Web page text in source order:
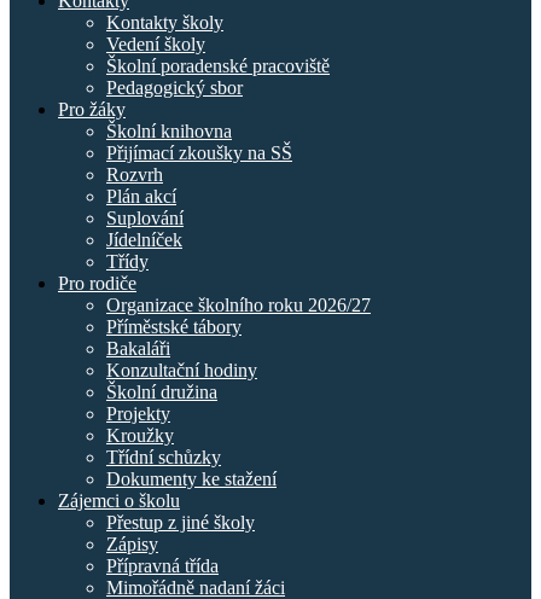
Kontakty školy
Vedení školy
Školní poradenské pracoviště
Pedagogický sbor
Pro žáky
Školní knihovna
Přijímací zkoušky na SŠ
Rozvrh
Plán akcí
Suplování
Jídelníček
Třídy
Pro rodiče
Organizace školního roku 2026/27
Příměstské tábory
Bakaláři
Konzultační hodiny
Školní družina
Projekty
Kroužky
Třídní schůzky
Dokumenty ke stažení
Zájemci o školu
Přestup z jiné školy
Zápisy
Přípravná třída
Mimořádně nadaní žáci